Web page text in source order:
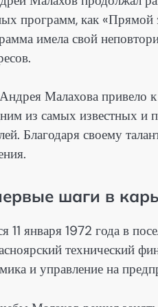
программ, как
имела свой
Малахова привело
из самых известных и
Благодаря своему
шаги в
11 января 1972 года в
технический
и управление на